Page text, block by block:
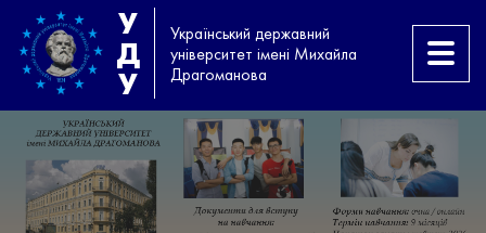
У
Д
У
Український державний
університет імені Михайла
Драгоманова